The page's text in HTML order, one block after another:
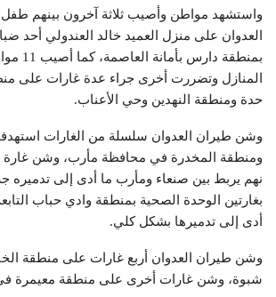
واستشهد مواطن وأصيب ثلاثة آخرون بينهم
بمنطقة
المنازل وتضررت أخرى جراء عدة غارات على
حدة ومنطقة النهدين وحي الأعناب.
وشن طيران العدوان سلسلة من الغارات
ومنطقة المخدرة في محافظة مأرب، وشن
نهم يربط بين صنعاء ومأرب ما أدى إلى تدميره
بغارتين الوحدة الصحية بمنطقة وادي حباب
أدى إلى تدميرها بشكل كلي.
وشن طيران العدوان أربع غارات على منطقة
شبوة، وشن غارات أخرى على منطقة معيمرة